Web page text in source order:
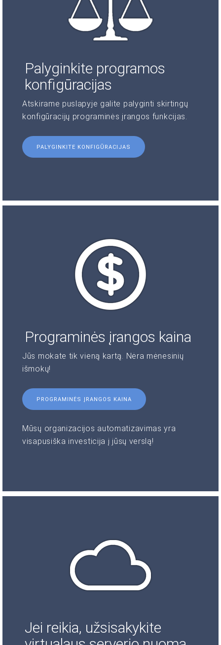
Palyginkite programos
konfigūracijas
Atskirame puslapyje galite palyginti skirtingų
konfigūracijų programinės įrangos funkcijas.
PALYGINKITE KONFIGŪRACIJAS
Programinės įrangos kaina
Jūs mokate tik vieną kartą. Nėra mėnesinių
išmokų!
PROGRAMINĖS ĮRANGOS KAINA
Mūsų organizacijos automatizavimas yra
visapusiška investicija į jūsų verslą!
Jei reikia, užsisakykite